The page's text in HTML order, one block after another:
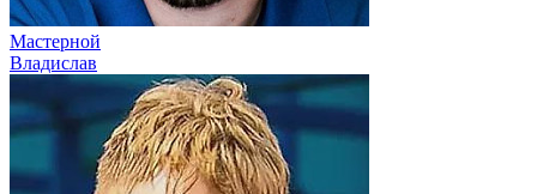
Мастерной
Владислав